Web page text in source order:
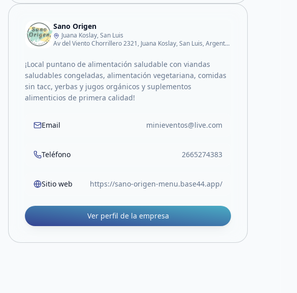
Sano Origen
Juana Koslay, San Luis
Av del Viento Chorrillero 2321, Juana Koslay, San Luis, Argentina
¡Local puntano de alimentación saludable con viandas
saludables congeladas, alimentación vegetariana, comidas
sin tacc, yerbas y jugos orgánicos y suplementos
alimenticios de primera calidad!
Email minieventos@live.com
Teléfono 2665274383
Sitio web https://sano-origen-menu.base44.app/
Ver perfil de la empresa